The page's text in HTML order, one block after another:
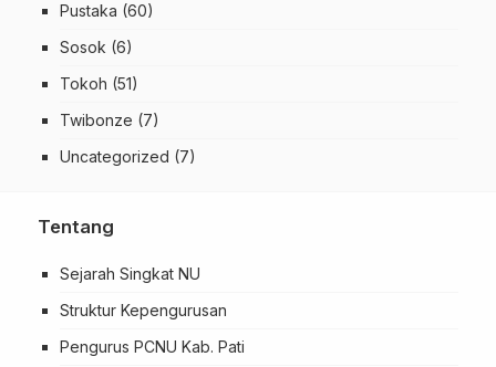
Pustaka (60)
Sosok (6)
Tokoh (51)
Twibonze (7)
Uncategorized (7)
Tentang
Sejarah Singkat NU
Struktur Kepengurusan
Pengurus PCNU Kab. Pati